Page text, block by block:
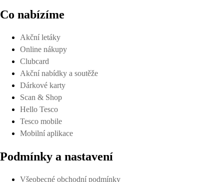
Co nabízíme
Akční letáky
Online nákupy
Clubcard
Akční nabídky a soutěže
Dárkové karty
Scan & Shop
Hello Tesco
Tesco mobile
Mobilní aplikace
Podmínky a nastavení
Všeobecné obchodní podmínky